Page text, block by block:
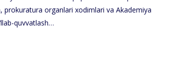
prokuratura organlari xodimlari va Akademiya
quvvatlash…